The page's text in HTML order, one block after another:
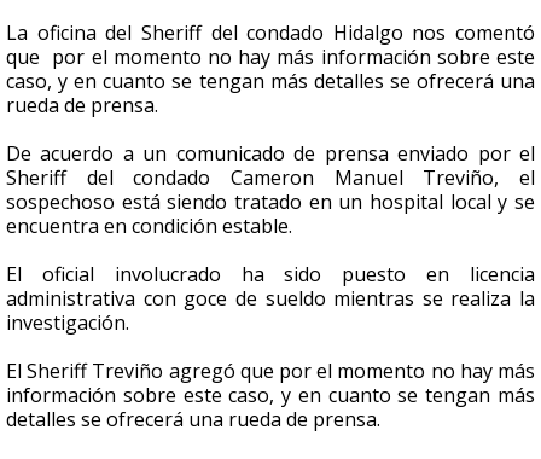
La oficina del Sheriff del condado Hidalgo nos comentó
que por el momento no hay más información sobre este
caso, y en cuanto se tengan más detalles se ofrecerá una
rueda de prensa.
De acuerdo a un comunicado de prensa enviado por el
Sheriff del condado Cameron Manuel Treviño, el
sospechoso está siendo tratado en un hospital local y se
encuentra en condición estable.
El oficial involucrado ha sido puesto en licencia
administrativa con goce de sueldo mientras se realiza la
investigación.
El Sheriff Treviño agregó que por el momento no hay más
información sobre este caso, y en cuanto se tengan más
detalles se ofrecerá una rueda de prensa.